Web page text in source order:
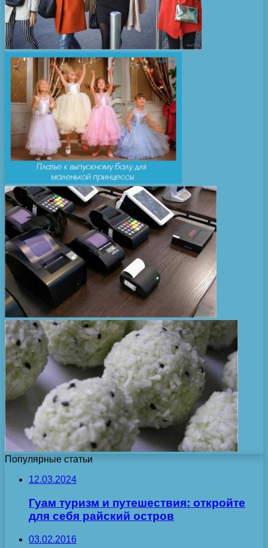
Популярные статьи
12.03.2024
Гуам туризм и путешествия: откройте
для себя райский остров
03.02.2016